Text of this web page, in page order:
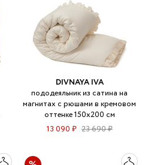
DIVNAYA IVA
пододеяльник из сатина на
магнитах с рюшами в кремовом
оттенке 150х200 см
13 090 ₽ 23 690 ₽